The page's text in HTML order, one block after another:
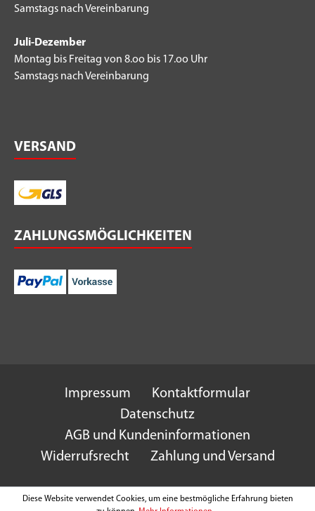
Samstags nach Vereinbarung
Juli-Dezember
Montag bis Freitag von 8.oo bis 17.oo Uhr
Samstags nach Vereinbarung
VERSAND
ZAHLUNGSMÖGLICHKEITEN
Impressum
Kontaktformular
Datenschutz
AGB und Kundeninformationen
Widerrufsrecht
Zahlung und Versand
Diese Website verwendet Cookies, um eine bestmögliche Erfahrung bieten